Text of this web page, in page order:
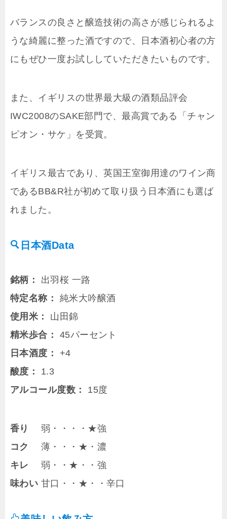
バランスの良さと醸造技術の高さが感じられるよ
うな綺麗に整った酒ですので、日本酒初心者の方
にもぜひ一度お試ししていただきたいものです。
また、イギリスの世界最大級の酒類品評会
IWC2008のSAKE部門で、最高賞である「チャン
ピオン・サケ」を受賞。
イギリス最古であり、英国王室御用達のワイン商
であるBB&R社が初めて取り扱う日本酒にも選ば
れました。
日本酒Data
銘柄：
出羽桜 一路
特定名称：
純米大吟醸酒
使用米：
山田錦
精米歩合：
45パーセント
日本酒度：
+4
酸度：
1.3
アルコール度数：
15度
香り
弱・・・・★強
コク
薄・・・★・濃
キレ 弱・・★・・強
味わい 甘口・・★・・辛口